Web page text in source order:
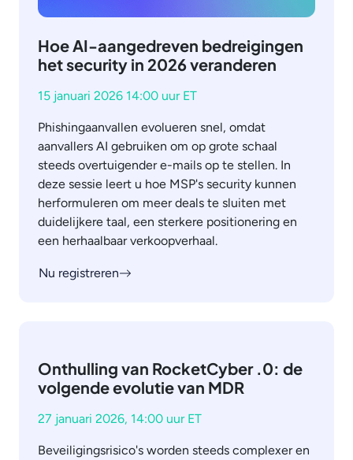
Hoe AI-aangedreven bedreigingen
het security in 2026 veranderen
15 januari 2026 14:00 uur ET
Phishingaanvallen evolueren snel, omdat
aanvallers AI gebruiken om op grote schaal
steeds overtuigender e-mails op te stellen. In
deze sessie leert u hoe MSP's security kunnen
herformuleren om meer deals te sluiten met
duidelijkere taal, een sterkere positionering en
een herhaalbaar verkoopverhaal.
Nu registreren
Onthulling van RocketCyber .0: de
volgende evolutie van MDR
27 januari 2026, 14:00 uur ET
Beveiligingsrisico's worden steeds complexer en